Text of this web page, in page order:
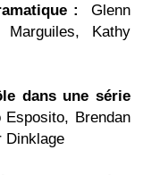
:
Glenn
Kathy
dans une série
Brendan
Dinklage